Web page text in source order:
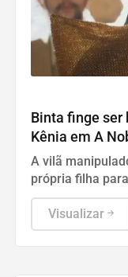
Binta finge ser
Kênia em A
A vilã
própria filha
confrontada
da Globo.
Visualizar